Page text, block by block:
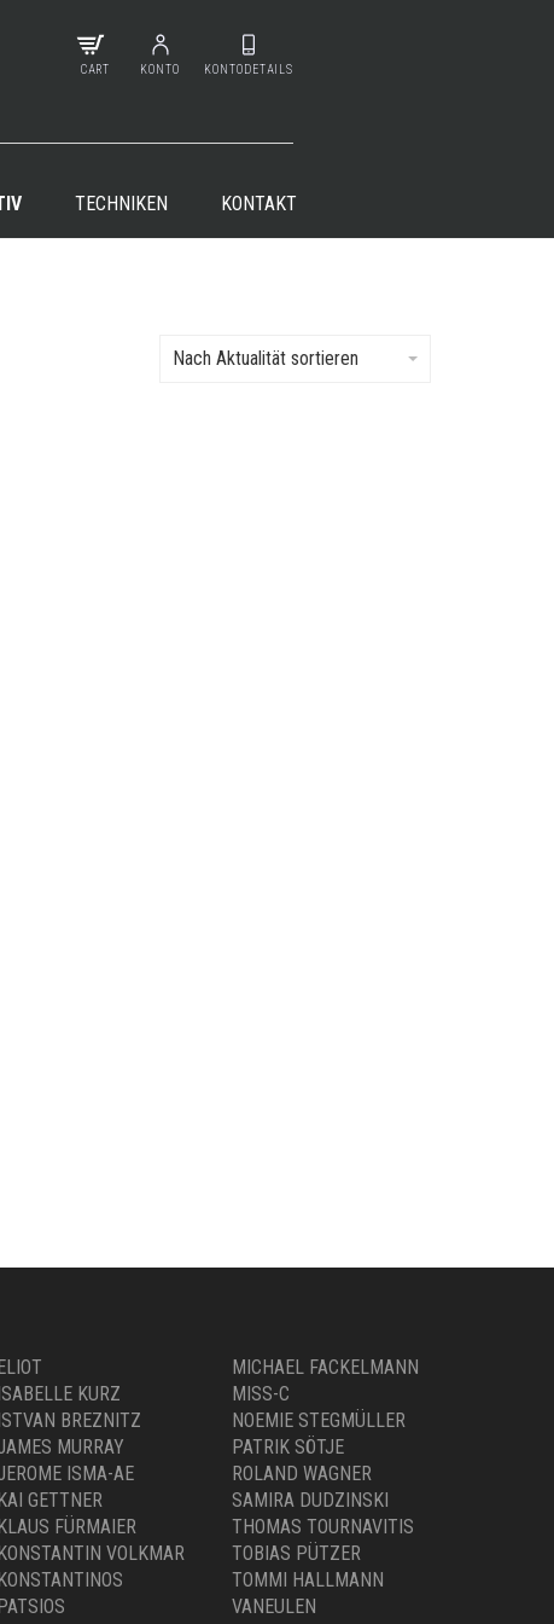
CART KONTO KONTODETAILS
TECHNIKEN KONTAKT
Nach Aktualität sortieren
KURZ
BREZNITZ
MURRAY
ISMA-AE
GETTNER
FÜRMAIER
VOLKMAR
MICHAEL FACKELMANN
MISS-C
NOEMIE STEGMÜLLER
PATRIK SÖTJE
ROLAND WAGNER
SAMIRA DUDZINSKI
THOMAS TOURNAVITIS
TOBIAS PÜTZER
TOMMI HALLMANN
VANEULEN